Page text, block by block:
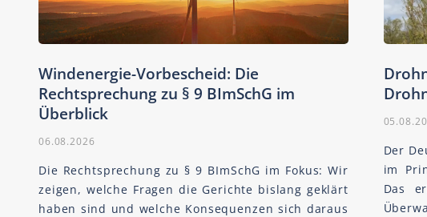
Windenergie-Vorbescheid: Die
Rechtsprechung zu § 9 BImSchG im
Überblick
06.08.2026
Die Rechtsprechung zu § 9 BImSchG im Fokus: Wir
zeigen, welche Fragen die Gerichte bislang geklärt
haben sind und welche Konsequenzen sich daraus
Der
im
Das